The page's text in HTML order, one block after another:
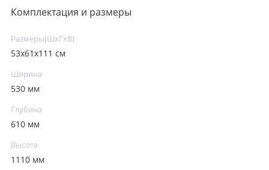
Комплектация и размеры
Размеры(ШxГxВ)
53x61x111 см
Ширина
530 мм
Глубина
610 мм
Высота
1110 мм